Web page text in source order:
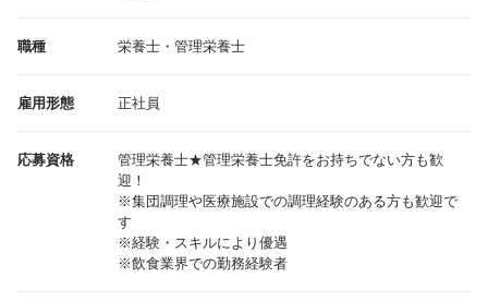
職種 栄養士・管理栄養士
雇用形態 正社員
応募資格
管理栄養士★管理栄養士免許をお持ちでない方も歓
迎！
※集団調理や医療施設での調理経験のある方も歓迎で
す
※経験・スキルにより優遇
※飲食業界での勤務経験者